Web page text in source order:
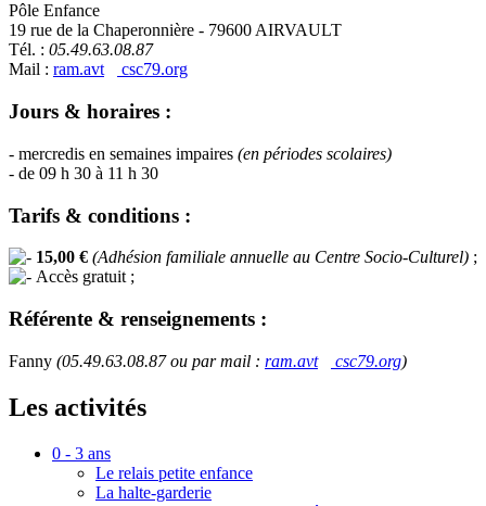
Pôle Enfance
19 rue de la Chaperonnière - 79600 AIRVAULT
Tél. : 05.49.63.08.87
Mail : ram.avt csc79.org
Jours & horaires :
- mercredis en semaines impaires (en périodes scolaires)
- de 09 h 30 à 11 h 30
Tarifs & conditions :
15,00 € (Adhésion familiale annuelle au Centre Socio-Culturel) ;
Accès gratuit ;
Référente & renseignements :
Fanny (05.49.63.08.87 ou par mail : ram.avt csc79.org)
Les activités
0 - 3 ans
Le relais petite enfance
La halte-garderie